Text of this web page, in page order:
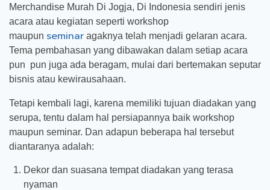
Merchandise Murah Di Jogja, Di Indonesia sendiri jenis
acara atau kegiatan seperti workshop
maupun seminar agaknya telah menjadi gelaran acara.
Tema pembahasan yang dibawakan dalam setiap acara
pun pun juga ada beragam, mulai dari bertemakan seputar
bisnis atau kewirausahaan.
Tetapi kembali lagi, karena memiliki tujuan diadakan yang
serupa, tentu dalam hal persiapannya baik workshop
maupun seminar. Dan adapun beberapa hal tersebut
diantaranya adalah:
Dekor dan suasana tempat diadakan yang terasa
nyaman